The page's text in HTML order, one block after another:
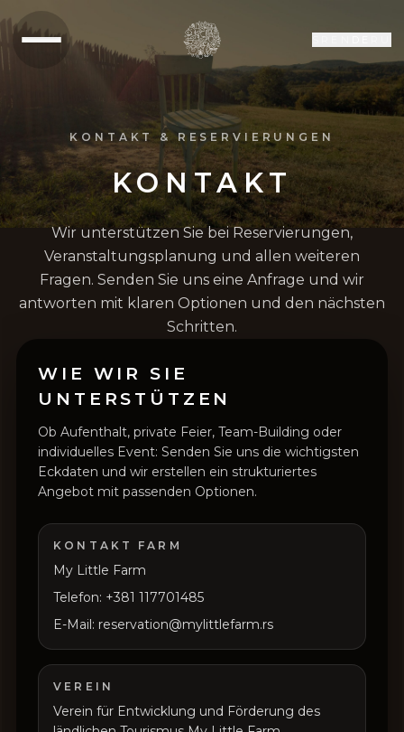
KONTAKT & RESERVIERUNGEN
KONTAKT
Wir unterstützen Sie bei Reservierungen,
Veranstaltungsplanung und allen weiteren
Fragen. Senden Sie uns eine Anfrage und wir
antworten mit klaren Optionen und den nächsten
Schritten.
WIE WIR SIE
UNTERSTÜTZEN
Ob Aufenthalt, private Feier, Team-Building oder
individuelles Event: Senden Sie uns die wichtigsten
Eckdaten und wir erstellen ein strukturiertes
Angebot mit passenden Optionen.
KONTAKT FARM
My Little Farm
Telefon: +381 117701485
E-Mail: reservation@mylittlefarm.rs
VEREIN
Verein für Entwicklung und Förderung des